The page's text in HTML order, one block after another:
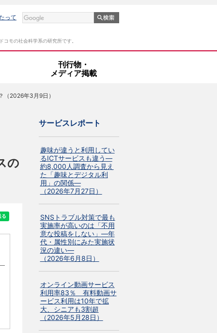
って
モの社会科学系の研究所です。
刊行物・
メディア掲載
（2026年3月9日）
の
サービスレポート
趣味が違うと利用してい
るICTサービスも違う―
約8,000人調査から見え
た「趣味とデジタル利
用」の関係―
（2026年7月27日）
SNSトラブル対策で最も
実施率が高いのは「不用
意な投稿をしない」―年
代・属性別にみた実施状
況の違い―
（2026年6月8日）
オンライン動画サービス
利用率83％ 有料動画サ
ービス利用は10年で拡
大、シニアも3割超
（2026年5月28日）